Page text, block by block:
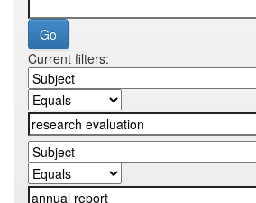
Current filters: